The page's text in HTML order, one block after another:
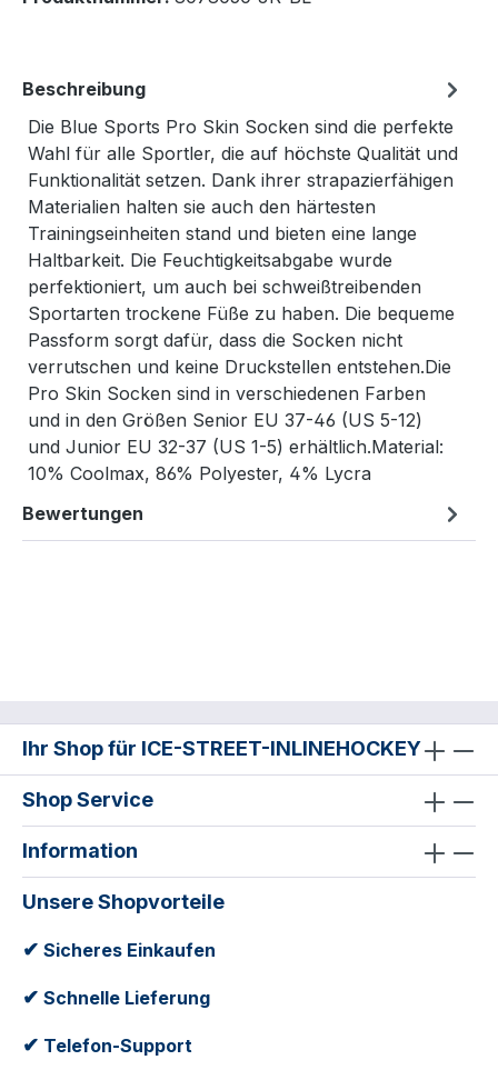
Beschreibung
Die Blue Sports Pro Skin Socken sind die perfekte
Wahl für alle Sportler, die auf höchste Qualität und
Funktionalität setzen. Dank ihrer strapazierfähigen
Materialien halten sie auch den härtesten
Trainingseinheiten stand und bieten eine lange
Haltbarkeit. Die Feuchtigkeitsabgabe wurde
perfektioniert, um auch bei schweißtreibenden
Sportarten trockene Füße zu haben. Die bequeme
Passform sorgt dafür, dass die Socken nicht
verrutschen und keine Druckstellen entstehen.Die
Pro Skin Socken sind in verschiedenen Farben
und in den Größen Senior EU 37-46 (US 5-12)
und Junior EU 32-37 (US 1-5) erhältlich.Material:
10% Coolmax, 86% Polyester, 4% Lycra
Bewertungen
Ihr Shop für ICE-STREET-INLINEHOCKEY
Shop Service
Information
Unsere Shopvorteile
✔ Sicheres Einkaufen
✔ Schnelle Lieferung
✔ Telefon-Support